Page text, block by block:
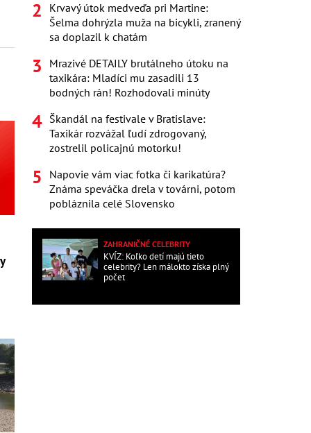
Krvavý útok medveďa pri Martine:
Šelma dohrýzla muža na bicykli, zranený
sa doplazil k chatám
Mrazivé DETAILY brutálneho útoku na
taxikára: Mladíci mu zasadili 13
bodných rán! Rozhodovali minúty
Škandál na festivale v Bratislave:
Taxikár rozvážal ľudí zdrogovaný,
zostrelil policajnú motorku!
Napovie vám viac fotka či karikatúra?
Známa speváčka drela v továrni, potom
pobláznila celé Slovensko
ZAHRANIČNÉ CELEBRITY
KVÍZ: Koľko detí majú tieto
celebrity? Len málokto získa plný
počet